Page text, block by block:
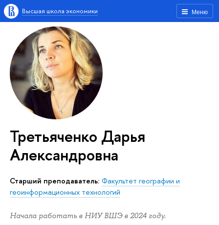
Меню
Высшая школа экономики
Третьяченко Дарья
Александровна
Старший преподаватель: Факультет географии и
геоинформационных технологий
Начала работать в НИУ ВШЭ в 2024 году.